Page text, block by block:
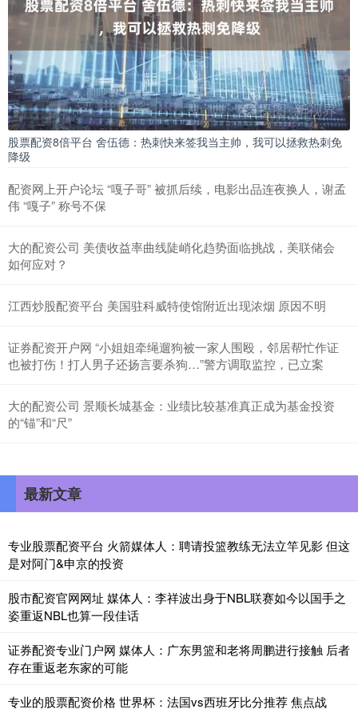
股票配资8倍平台 舍伍德：热刺快来签我当主帅，我可以拯救热刺免
降级
配资网上开户论坛 “嘎子哥” 被抓后续，电影出品连夜换人，谢孟
伟 “嘎子” 称号不保
大的配资公司 美债收益率曲线陡峭化趋势面临挑战，美联储会
如何应对？
江西炒股配资平台 美国驻科威特使馆附近出现浓烟 原因不明
证券配资开户网 “小姐姐牵绳遛狗被一家人围殴，邻居帮忙作证
也被打伤！打人男子还扬言要杀狗…”警方调取监控，已立案
大的配资公司 景顺长城基金：业绩比较基准真正成为基金投资
的“锚”和“尺”
最新文章
专业股票配资平台 火箭媒体人：聘请投篮教练无法立竿见影 但这
是对阿门&申京的投资
股市配资官网网址 媒体人：李祥波出身于NBL联赛如今以国手之
姿重返NBL也算一段佳话
证券配资专业门户网 媒体人：广东男篮和老将周鹏进行接触 后者
存在重返老东家的可能
专业的股票配资价格 世界杯：法国vs西班牙比分推荐 焦点战